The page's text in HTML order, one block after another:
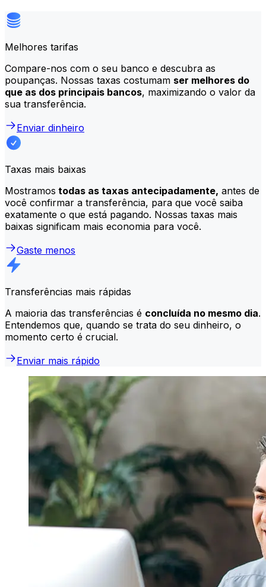
Melhores tarifas
Compare-nos com o seu banco e descubra as
poupanças. Nossas taxas costumam ser melhores do
que as dos principais bancos, maximizando o valor da
sua transferência.
Enviar dinheiro
Taxas mais baixas
Mostramos todas as taxas antecipadamente, antes de
você confirmar a transferência, para que você saiba
exatamente o que está pagando. Nossas taxas mais
baixas significam mais economia para você.
Gaste menos
Transferências mais rápidas
A maioria das transferências é concluída no mesmo dia.
Entendemos que, quando se trata do seu dinheiro, o
momento certo é crucial.
Enviar mais rápido